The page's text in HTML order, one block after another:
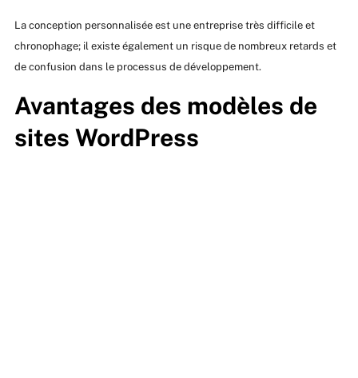
La conception personnalisée est une entreprise très difficile et
chronophage; il existe également un risque de nombreux retards et
de confusion dans le processus de développement.
Avantages des modèles de
sites WordPress